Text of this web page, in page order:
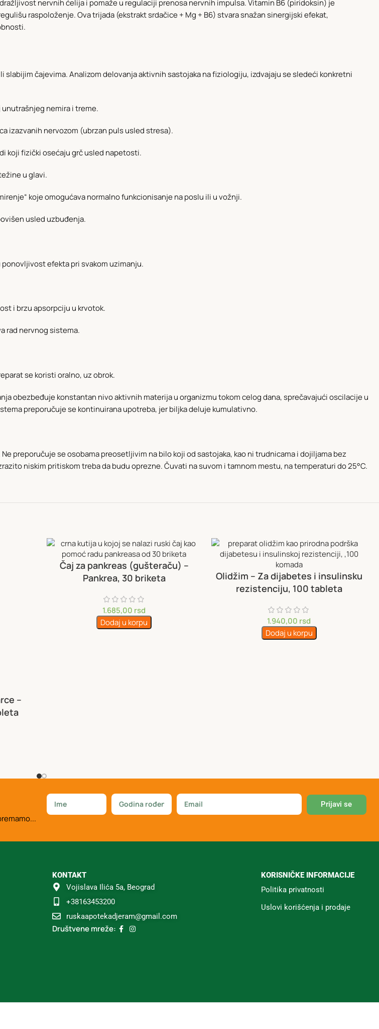
nervnih ćelija i pomaže u regulaciji prenosa nervnih impulsa. Vitamin B6 (piridoksin) je
raspoloženje. Ova trijada (ekstrakt srdačice + Mg + B6) stvara snažan sinergijski efekat,
čajevima. Analizom delovanja aktivnih sastojaka na fiziologiju, izdvajaju se sledeći konkretni
nemira i treme.
izazvanih nervozom (ubrzan puls usled stresa).
koji fizički osećaju grč usled napetosti.
u glavi.
koje omogućava normalno funkcionisanje na poslu ili u vožnji.
usled uzbuđenja.
efekta pri svakom uzimanju.
i brzu apsorpciju u krvotok.
rad nervnog sistema.
se koristi oralno, uz obrok.
obezbeđuje konstantan nivo aktivnih materija u organizmu tokom celog dana, sprečavajući oscilacije u
preporučuje se kontinuirana upotreba, jer biljka deluje kumulativno.
preporučuje se osobama preosetljivim na bilo koji od sastojaka, kao ni trudnicama i dojiljama bez
niskim pritiskom treba da budu oprezne. Čuvati na suvom i tamnom mestu, na temperaturi do 25°C.
–
Čaj za pankreas (gušteraču) –
Pankrea, 30 briketa
1.685,00 rsd
Dodaj u korpu
Olidžim – Za dijabetes i insulinsku
rezistenciju, 100 tableta
1.940,00 rsd
Dodaj u korpu
Prijavi se
KONTAKT
Vojislava Ilića 5a, Beograd
+38163453200
ruskaapotekadjeram@gmail.com
Društvene mreže:
KORISNIČKE INFORMACIJE
Politika privatnosti
Uslovi korišćenja i prodaje